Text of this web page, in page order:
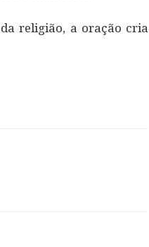
religião, a oração cria